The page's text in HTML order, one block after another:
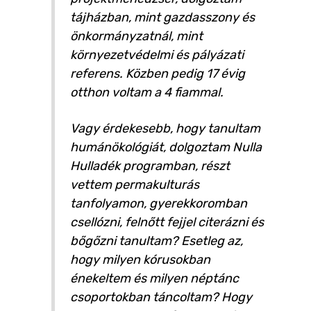
tájházban, mint gazdasszony és
önkormányzatnál, mint
környezetvédelmi és pályázati
referens. Közben pedig 17 évig
otthon voltam a 4 fiammal.
Vagy érdekesebb, hogy tanultam
humánökológiát, dolgoztam Nulla
Hulladék programban, részt
vettem permakulturás
tanfolyamon, gyerekkoromban
csellózni, felnőtt fejjel citerázni és
bőgőzni tanultam? Esetleg az,
hogy milyen kórusokban
énekeltem és milyen néptánc
csoportokban táncoltam? Hogy